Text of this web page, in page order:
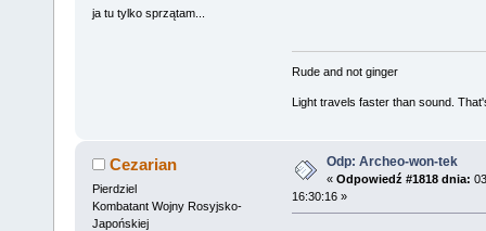
ja tu tylko sprzątam...
Rude and not ginger
Light travels faster than sound.
Cezarian
Pierdziel
Kombatant Wojny Rosyjsko-
Japońskiej
Odp: Archeo-won-tek
« Odpowiedź #1818 dnia:
16:30:16 »